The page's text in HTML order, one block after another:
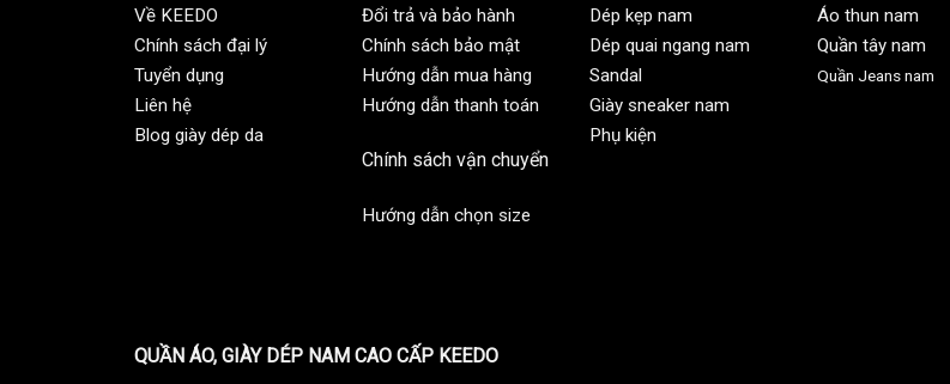
Về KEEDO
Chính sách đại lý
Tuyển dụng
Liên hệ
Blog giày dép da
Đổi trả và bảo hành
Chính sách bảo mật
Hướng dẫn mua hàng
Hướng dẫn thanh toán
Chính sách vận chuyển
Hướng dẫn chọn size
Dép kẹp nam
Dép quai ngang nam
Sandal
Giày sneaker nam
Phụ kiện
Áo thun nam
Quần tây nam
Quần Jeans nam
QUẦN ÁO, GIÀY DÉP NAM CAO CẤP KEEDO